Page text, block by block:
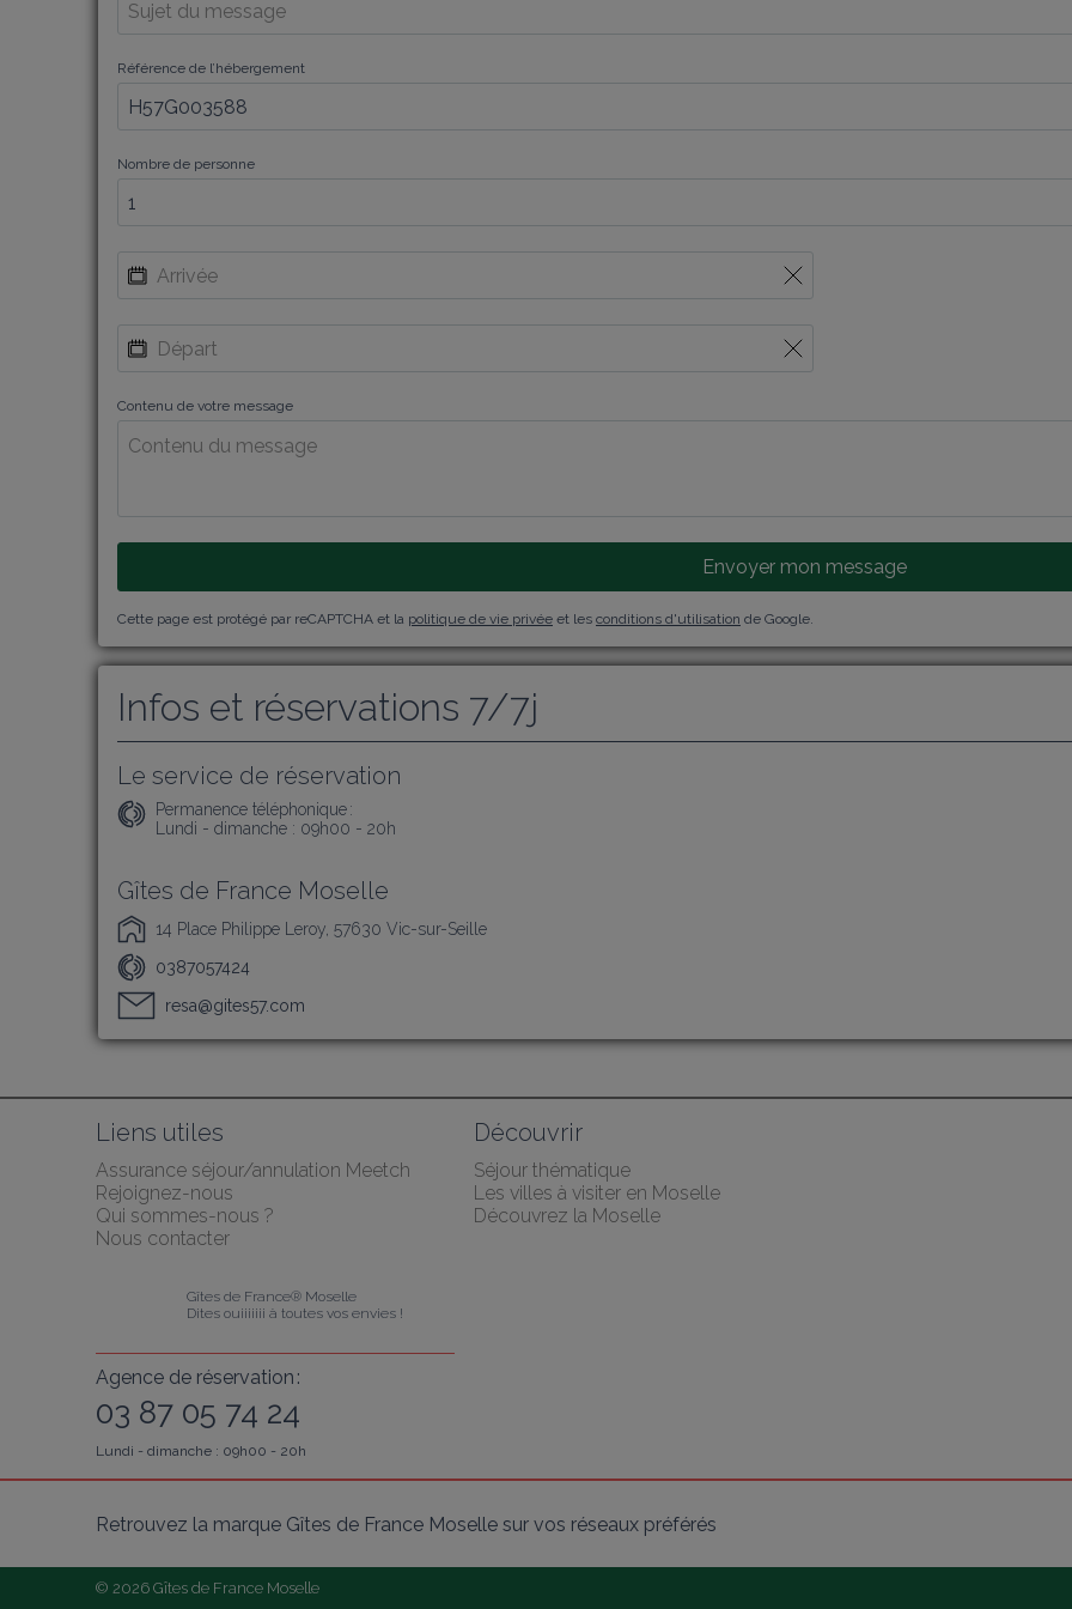
Référence de l’hébergement
Nombre de personne
Contenu de votre message
Envoyer mon message
Cette page est protégé par reCAPTCHA et la politique de vie privée et les conditions d'utilisation de Google.
Infos et réservations 7/7j
Le service de réservation
Permanence téléphonique :
Lundi - dimanche : 09h00 - 20h
Gîtes de France Moselle
14 Place Philippe Leroy, 57630 Vic-sur-Seille
0387057424
resa@gites57.com
Liens utiles
Assurance séjour/annulation Meetch
Rejoignez-nous
Qui sommes-nous ?
Nous contacter
Découvrir
Séjour thématique
Les villes à visiter en Moselle
Découvrez la Moselle
Gîtes de France® Moselle
Dites ouiiiiiii à toutes vos envies !
Agence de réservation :
03 87 05 74 24
Lundi - dimanche : 09h00 - 20h
Retrouvez la marque Gîtes de France Moselle sur vos réseaux préférés
© 2026 Gîtes de France Moselle